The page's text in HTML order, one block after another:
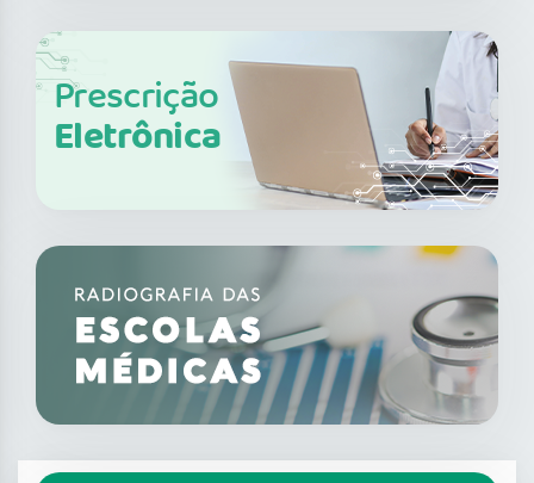
Prescrição
Eletrônica